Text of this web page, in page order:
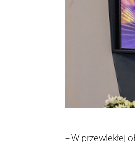
– W przewlekłej